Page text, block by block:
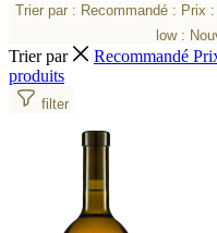
Trier par : Recommandé : Prix
low :
Trier par Recommandé
produits
filter